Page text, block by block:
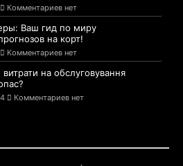
Комментариев нет
Ваш гид по миру
на корт!
Комментариев нет
на обслуговування
Комментариев нет